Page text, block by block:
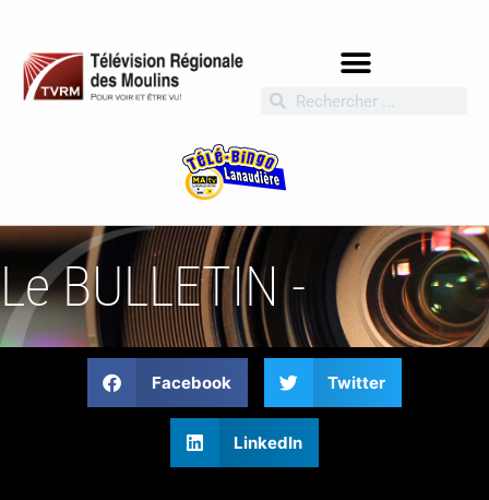
Le BULLETIN -
Facebook Twitter
LinkedIn